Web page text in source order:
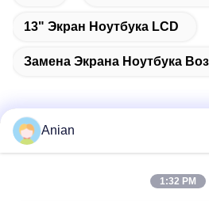
13" Экран Ноутбука LCD
Замена Экрана Ноутбука
Anian
1:32 PM